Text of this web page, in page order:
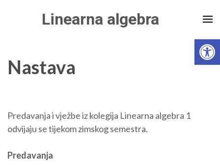
Enter)
Linearna algebra
Nastava
Predavanja i vježbe iz kolegija Linearna algebra 1
odvijaju se tijekom zimskog semestra.
Predavanja